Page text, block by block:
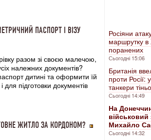
ПАСПОРТ І ВІЗУ
разом зі своєю малечою,
належних документів?
дитині та оформити їй
підготовки документів
ЖИТЛО ЗА КОРДОНОМ?
Росіяни
маршрутку в
поранених
Сьогодні 15:06
Британія
проти Росії:
танкери
Сьогодні 14:49
На
військовий
Михайло
Сьогодні 14:32